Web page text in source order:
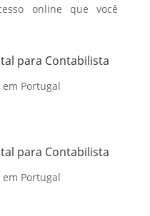
online que você
para Contabilista
Portugal
para Contabilista
Portugal